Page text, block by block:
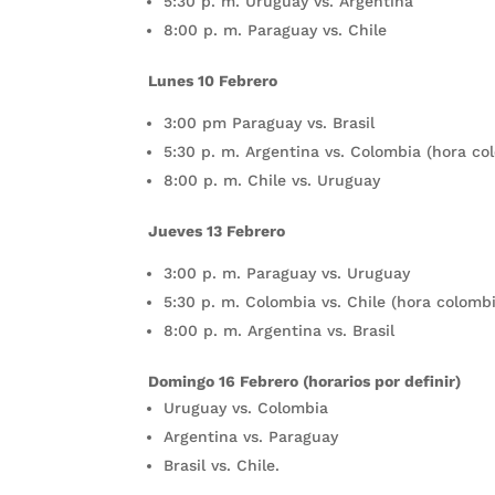
8:00 p. m. Paraguay vs. Chile
Lunes 10 Febrero
3:00 pm Paraguay vs. Brasil
5:30 p. m. Argentina vs. Colombia (hora
8:00 p. m. Chile vs. Uruguay
Jueves 13 Febrero
3:00 p. m. Paraguay vs. Uruguay
5:30 p. m. Colombia vs. Chile (hora
8:00 p. m. Argentina vs. Brasil
Domingo 16 Febrero (horarios por definir)
Uruguay vs. Colombia
Argentina vs. Paraguay
Brasil vs. Chile.